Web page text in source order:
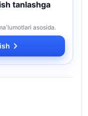
tanlashga
asosida.